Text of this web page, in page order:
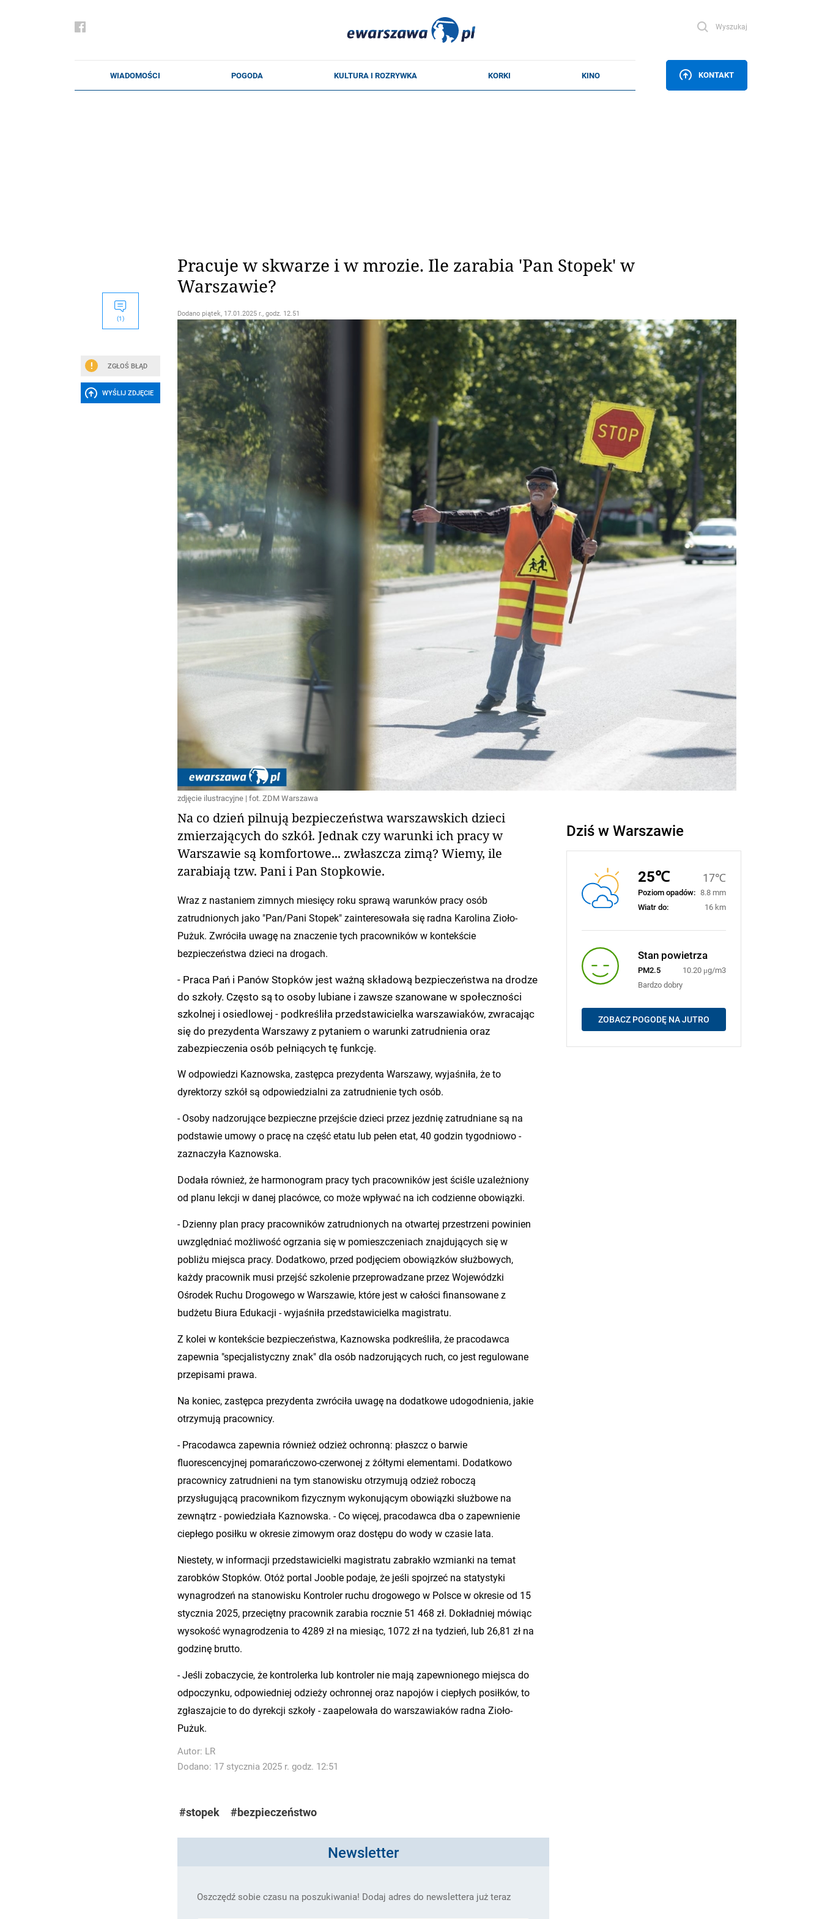
Wyszukaj
KONTAKT
(1)
ZGŁOŚ BŁĄD
WYŚLIJ ZDJĘCIE
Pracuje w skwarze i w mrozie. Ile zarabia 'Pan Stopek' w
Warszawie?
Dodano piątek, 17.01.2025 r., godz. 12.51
zdjęcie ilustracyjne | fot. ZDM Warszawa
Na co dzień pilnują bezpieczeństwa warszawskich dzieci
zmierzających do szkół. Jednak czy warunki ich pracy w
Warszawie są komfortowe... zwłaszcza zimą? Wiemy, ile
zarabiają tzw. Pani i Pan Stopkowie.
Wraz z nastaniem zimnych miesięcy roku sprawą warunków pracy osób
zatrudnionych jako "Pan/Pani Stopek" zainteresowała się radna Karolina Zioło-
Pużuk. Zwróciła uwagę na znaczenie tych pracowników w kontekście
bezpieczeństwa dzieci na drogach.
- Praca Pań i Panów Stopków jest ważną składową bezpieczeństwa na drodze
do szkoły. Często są to osoby lubiane i zawsze szanowane w społeczności
szkolnej i osiedlowej - podkreśliła przedstawicielka warszawiaków, zwracając
się do prezydenta Warszawy z pytaniem o warunki zatrudnienia oraz
zabezpieczenia osób pełniących tę funkcję.
W odpowiedzi Kaznowska, zastępca prezydenta Warszawy, wyjaśniła, że to
dyrektorzy szkół są odpowiedzialni za zatrudnienie tych osób.
- Osoby nadzorujące bezpieczne przejście dzieci przez jezdnię zatrudniane są na
podstawie umowy o pracę na część etatu lub pełen etat, 40 godzin tygodniowo -
zaznaczyła Kaznowska.
Dodała również, że harmonogram pracy tych pracowników jest ściśle uzależniony
od planu lekcji w danej placówce, co może wpływać na ich codzienne obowiązki.
- Dzienny plan pracy pracowników zatrudnionych na otwartej przestrzeni powinien
uwzględniać możliwość ogrzania się w pomieszczeniach znajdujących się w
pobliżu miejsca pracy. Dodatkowo, przed podjęciem obowiązków służbowych,
każdy pracownik musi przejść szkolenie przeprowadzane przez Wojewódzki
Ośrodek Ruchu Drogowego w Warszawie, które jest w całości finansowane z
budżetu Biura Edukacji - wyjaśniła przedstawicielka magistratu.
Z kolei w kontekście bezpieczeństwa, Kaznowska podkreśliła, że pracodawca
zapewnia "specjalistyczny znak" dla osób nadzorujących ruch, co jest regulowane
przepisami prawa.
Na koniec, zastępca prezydenta zwróciła uwagę na dodatkowe udogodnienia, jakie
otrzymują pracownicy.
- Pracodawca zapewnia również odzież ochronną: płaszcz o barwie
fluorescencyjnej pomarańczowo-czerwonej z żółtymi elementami. Dodatkowo
pracownicy zatrudnieni na tym stanowisku otrzymują odzież roboczą
przysługującą pracownikom fizycznym wykonującym obowiązki służbowe na
zewnątrz - powiedziała Kaznowska. - Co więcej, pracodawca dba o zapewnienie
ciepłego posiłku w okresie zimowym oraz dostępu do wody w czasie lata.
Niestety, w informacji przedstawicielki magistratu zabrakło wzmianki na temat
zarobków Stopków. Otóż portal Jooble podaje, że jeśli spojrzeć na statystyki
wynagrodzeń na stanowisku Kontroler ruchu drogowego w Polsce w okresie od 15
stycznia 2025, przeciętny pracownik zarabia rocznie 51 468 zł. Dokładniej mówiąc
wysokość wynagrodzenia to 4289 zł na miesiąc, 1072 zł na tydzień, lub 26,81 zł na
godzinę brutto.
- Jeśli zobaczycie, że kontrolerka lub kontroler nie mają zapewnionego miejsca do
odpoczynku, odpowiedniej odzieży ochronnej oraz napojów i ciepłych posiłków, to
zgłaszajcie to do dyrekcji szkoły - zaapelowała do warszawiaków radna Zioło-
Pużuk.
Autor: LR
Dodano: 17 stycznia 2025 r. godz. 12:51
#stopek #bezpieczeństwo
Newsletter
Oszczędź sobie czasu na poszukiwania! Dodaj adres do newslettera już teraz
Dziś w Warszawie
25℃ 17℃
Poziom opadów: 8.8 mm
Wiatr do:
16 km
Stan powietrza
PM2.5
10.20 μg/m3
Bardzo dobry
ZOBACZ POGODĘ NA JUTRO